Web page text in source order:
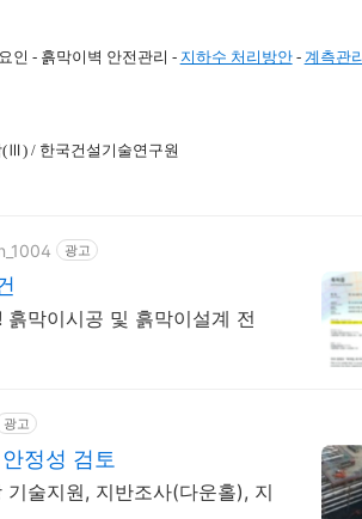
인 - 흙막이벽 안전관리 - 지하수 처리방안- 계측관
/ 한국건설기술연구원
광고
막이시공 및 흙막이설계 전
광고
정성 검토
술지원, 지반조사(다운홀), 지